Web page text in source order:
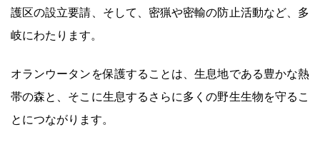
護区の設立要請、そして、密猟や密輸の防止活動など、多
岐にわたります。
オランウータンを保護することは、生息地である豊かな熱
帯の森と、そこに生息するさらに多くの野生生物を守るこ
とにつながります。